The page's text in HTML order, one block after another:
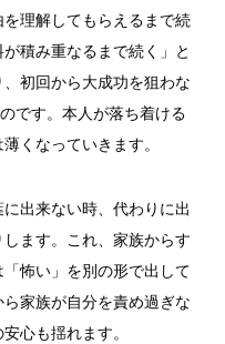
理解してもらえるまで続
積み重なるまで続く」と
初回から大成功を狙わな
です。本人が落ち着ける
くなっていきます。
出来ない時、代わりに出
ます。これ、家族からす
怖い」を別の形で出して
家族が自分を責め過ぎな
心も揺れます。